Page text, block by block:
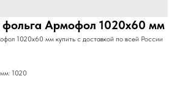
Армофол 1020х60 мм
1020х60 мм купить с доставкой по всей России
1020